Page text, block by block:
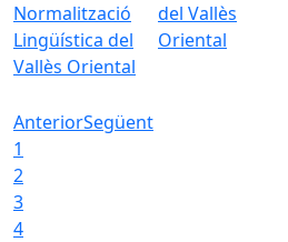
Normalització
Lingüística del
Vallès Oriental
del Vallès
Oriental
AnteriorSegüent
1
2
3
4